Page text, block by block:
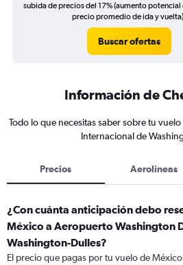
subida de precios del 17% (aumento potencial
precio promedio de ida y
Buscar ofertas
Información de
Todo lo que necesitas saber sobre tu
Internacional de
Precios Aerolíneas
¿Con cuánta anticipación debo
México a Aeropuerto Washington
Washington-Dulles?
El precio que pagas por tu vuelo de